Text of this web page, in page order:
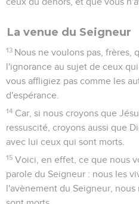
et que tout votre être, l'esprit,
Christ !
24 Celui qui vous a appelés est
25 Frères, priez pour nous.
Saluez tous les frères par un
Je vous en conjure par le
lue à tous les frères.
28
Que la grâce de notre
vous !
2 Thessaloniciens